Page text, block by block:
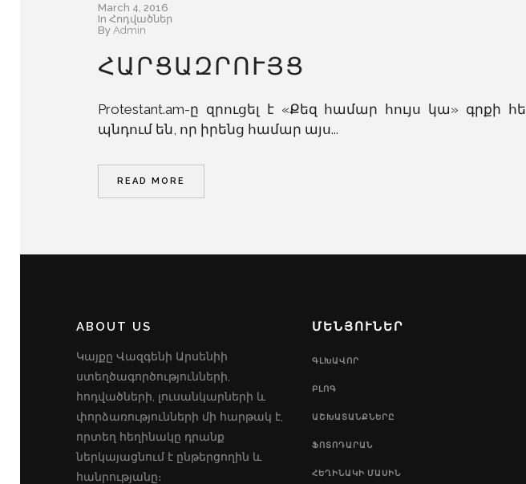
March 4, 2016
In Հոդվածներ
By Admin
ՀԱՐՑԱԶՐՈՒՅՑ
Protestant.am-ը զրուցել է «Քեզ համար հույս կա»
պնդում են, որ իրենց համար այս...
READ MORE
ABOUT US
Կայքը Վազգենի Արսենիի
ստեղծագործությունների,
հոդվածների, լուսանկարների և
փորձառությունների մի հարթակ է,
որտեղ հեղինակը դրանք
ներկայացնում է ընթերցողին և
հանրությանը։
ՄԵՆՅՈՒՆԵՐ
ԳԼԽԱՎՈՐ
ԲԼՈԳ
ԱՇԽԱՏԱՆՔՆԵՐԸ
ՖՈՏՈԴԱՐԱՆ
ՀԵՂԻՆԱԿԻ ՄԱՍԻՆ